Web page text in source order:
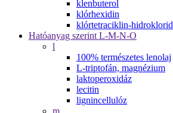
klenbuterol
klórhexidin
klórtetraciklin-hidroklorid
Hatóanyag szerint L-M-N-O
l
100% természetes lenolaj
L-triptofán, magnézium
laktoperoxidáz
lecitin
lignincellulóz
m